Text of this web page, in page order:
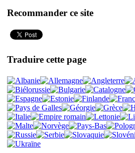
Recommander ce site
Traduire cette page